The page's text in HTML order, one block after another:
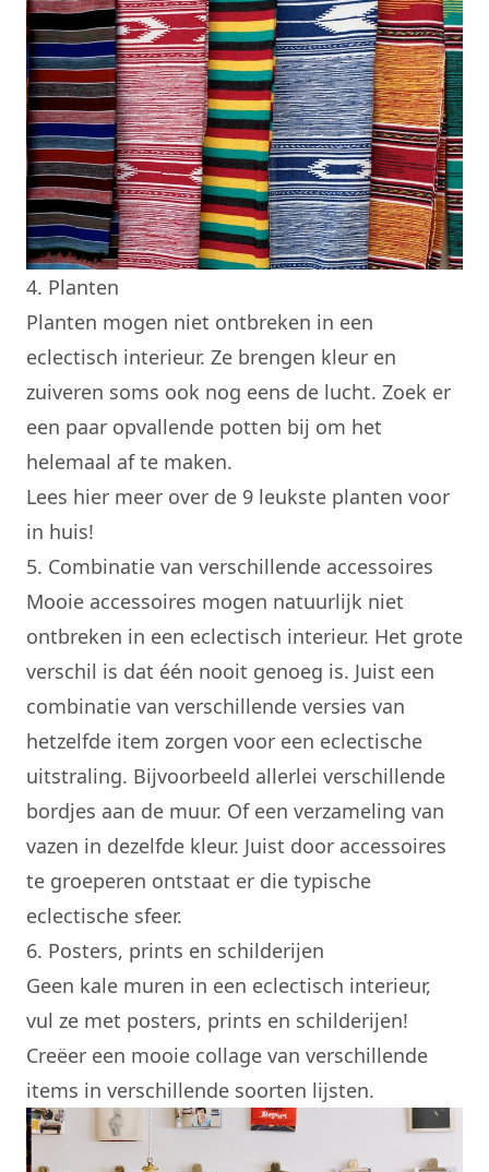
4. Planten
Planten mogen niet ontbreken in een
eclectisch interieur. Ze brengen kleur en
zuiveren soms ook nog eens de lucht. Zoek er
een paar opvallende potten bij om het
helemaal af te maken.
Lees hier meer over de 9 leukste planten voor
in huis!
5. Combinatie van verschillende accessoires
Mooie accessoires mogen natuurlijk niet
ontbreken in een eclectisch interieur. Het grote
verschil is dat één nooit genoeg is. Juist een
combinatie van verschillende versies van
hetzelfde item zorgen voor een eclectische
uitstraling. Bijvoorbeeld allerlei verschillende
bordjes aan de muur. Of een verzameling van
vazen in dezelfde kleur. Juist door accessoires
te groeperen ontstaat er die typische
eclectische sfeer.
6. Posters, prints en schilderijen
Geen kale muren in een eclectisch interieur,
vul ze met posters, prints en schilderijen!
Creëer een mooie collage van verschillende
items in verschillende soorten lijsten.